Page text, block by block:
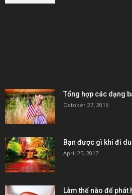
Tổng hợp các dạng
October 27, 2016
Bạn được gì khi đi
April 25, 2017
Làm thế nào để phát